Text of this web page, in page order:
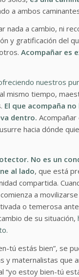
a ambos
a cambio, ni
y gratificación del
Acompañar es
nuestros
mismo tiempo,
El que acompaña
dentro.
hacia dónde
No es un
al lado, que está
compartida.
a
o temerosa
de su situación,
tú estás bien”, se
maternalistas que
estoy bien-tú